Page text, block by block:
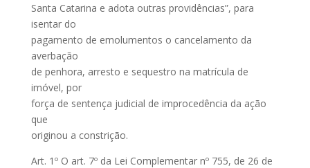
Santa Catarina e adota outras providências”, para
isentar do
pagamento de emolumentos o cancelamento da
averbação
de penhora, arresto e sequestro na matrícula de
imóvel, por
força de sentença judicial de improcedência da ação
que
originou a constrição.
Art. 1º O art. 7º da Lei Complementar nº 755, de 26 de